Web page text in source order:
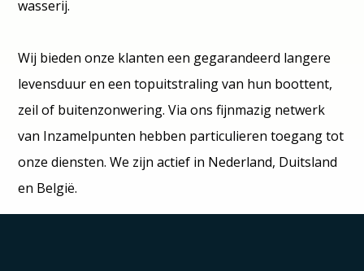
wasserij.
Wij bieden onze klanten een gegarandeerd langere
levensduur en een topuitstraling van hun boottent,
zeil of buitenzonwering. Via ons fijnmazig netwerk
van Inzamelpunten hebben particulieren toegang tot
onze diensten. We zijn actief in Nederland, Duitsland
en België.